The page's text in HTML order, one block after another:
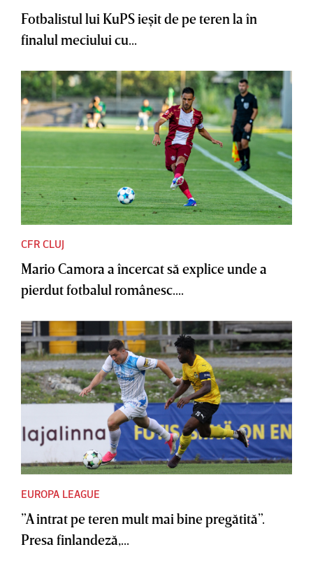
Fotbalistul lui KuPS ieşit de pe teren la în
finalul meciului cu...
CFR CLUJ
Mario Camora a încercat să explice unde a
pierdut fotbalul românesc....
EUROPA LEAGUE
”A intrat pe teren mult mai bine pregătită”.
Presa finlandeză,...